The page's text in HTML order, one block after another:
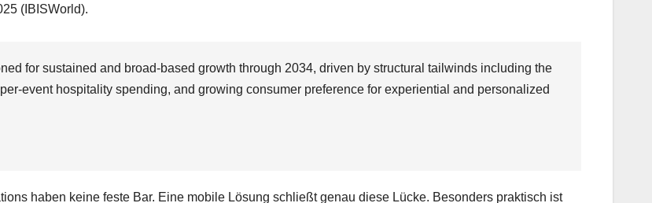
(IBISWorld).
for sustained and broad-based growth through 2034, driven by structural tailwinds including the
event hospitality spending, and growing consumer preference for experiential and personalized
haben keine feste Bar. Eine mobile Lösung schließt genau diese Lücke. Besonders praktisch ist